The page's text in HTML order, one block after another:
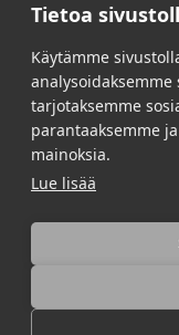
Tietoa
Käytämme
analysoidaksemme
tarjotaksemme
parantaaksemme
mainoksia.
Lue lisää